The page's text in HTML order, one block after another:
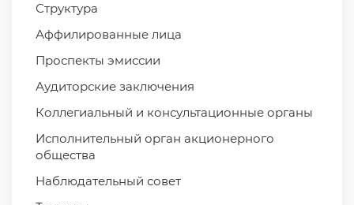
Структура
Аффилированные лица
Проспекты эмиссии
Аудиторские заключения
Коллегиальный и консультационные органы
Исполнительный орган акционерного
общества
Наблюдательный совет